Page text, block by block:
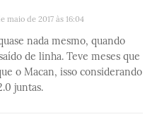
maio de 2017 às 16:04
nada mesmo, quando
de linha. Teve meses que
o Macan, isso considerando
juntas.